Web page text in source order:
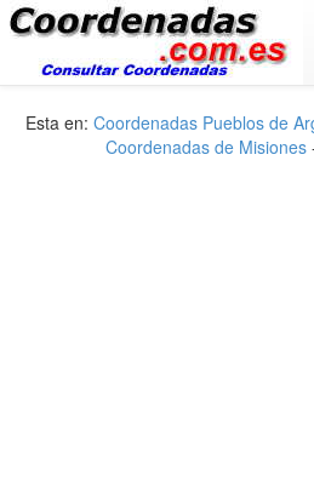
Esta en: Coordenadas Pueblos de
Coordenadas de Misiones